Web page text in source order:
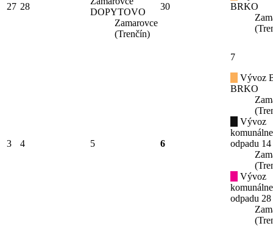
27 28
DOPYTOVO
Zamarovce
(Trenčín)
30
BRKO
3 4 5 6
7
Vývoz
BRKO
Vývoz
odpadu
Vývoz
odpadu